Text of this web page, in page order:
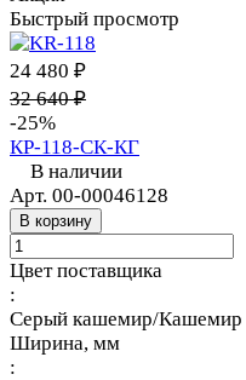
Быстрый просмотр
24 480 ₽
32 640 ₽
-25%
КР-118-СК-КГ
В наличии
Арт. 00-00046128
В корзину
Цвет поставщика
:
Серый кашемир/Кашемир
Ширина, мм
: